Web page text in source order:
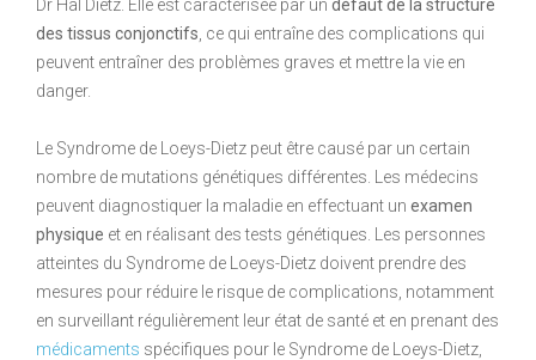
Dr Hal Dietz. Elle est caractérisée par un défaut de la structure
des tissus conjonctifs , ce qui entraîne des complications qui
peuvent entraîner des problèmes graves et mettre la vie en
danger.
Le Syndrome de Loeys-Dietz peut être causé par un certain
nombre de mutations génétiques différentes. Les médecins
peuvent diagnostiquer la maladie en effectuant un examen
physique et en réalisant des tests génétiques. Les personnes
atteintes du Syndrome de Loeys-Dietz doivent prendre des
mesures pour réduire le risque de complications, notamment
en surveillant régulièrement leur état de santé et en prenant des
médicaments spécifiques pour le Syndrome de Loeys-Dietz,